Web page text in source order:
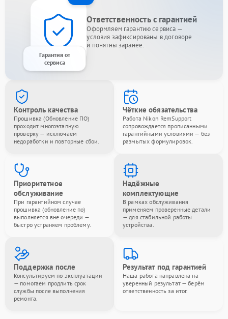
Гарантия от
сервиса
Ответственность с гарантией
Оформляем гарантию сервиса —
условия зафиксированы в договоре
и понятны заранее.
Контроль качества
Прошивка (Обновление ПО)
проходит многоэтапную
проверку — исключаем
недоработки и повторные сбои.
Чёткие обязательства
Работа Nikon RemSupport
сопровождается прописанными
гарантийными условиями — без
размытых формулировок.
Приоритетное
обслуживание
При гарантийном случае
прошивка (обновление по)
выполняется вне очереди —
быстро устраняем проблему.
Надёжные
комплектующие
В рамках обслуживания
применяем проверенные детали
— для стабильной работы
устройства.
Поддержка после
Консультируем по эксплуатации
— помогаем продлить срок
службы после выполнения
ремонта.
Результат под гарантией
Наша работа направлена на
уверенный результат — берём
ответственность за итог.